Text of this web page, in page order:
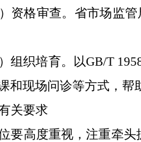
资格审查。 省市场监
组织培育。
以GB/T
和现场问诊等方式，帮
关要求
要高度重视，注重牵头